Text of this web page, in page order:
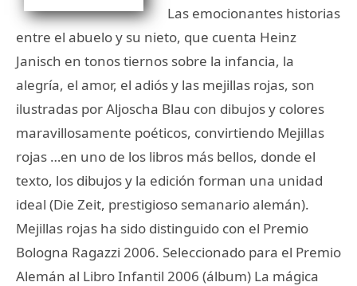
Las emocionantes historias
entre el abuelo y su nieto, que cuenta Heinz
Janisch en tonos tiernos sobre la infancia, la
alegría, el amor, el adiós y las mejillas rojas, son
ilustradas por Aljoscha Blau con dibujos y colores
maravillosamente poéticos, convirtiendo Mejillas
rojas …en uno de los libros más bellos, donde el
texto, los dibujos y la edición forman una unidad
ideal (Die Zeit, prestigioso semanario alemán).
Mejillas rojas ha sido distinguido con el Premio
Bologna Ragazzi 2006. Seleccionado para el Premio
Alemán al Libro Infantil 2006 (álbum) La mágica